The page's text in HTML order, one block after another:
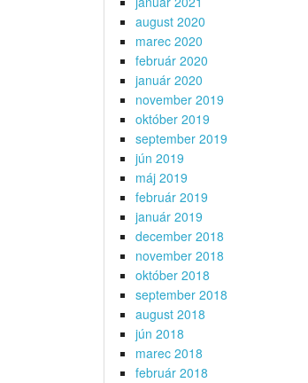
august 2020
marec 2020
február 2020
január 2020
november 2019
október 2019
september 2019
jún 2019
máj 2019
február 2019
január 2019
december 2018
november 2018
október 2018
september 2018
august 2018
jún 2018
marec 2018
február 2018